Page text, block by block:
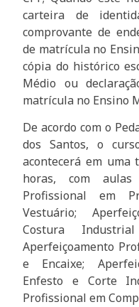
carteira de
comprovante de
de matrícula no
cópia do histórico
Médio ou
matrícula no Ensino
De acordo com o
dos Santos, o
acontecerá em uma
horas, com aulas
Profissional em
Vestuário;
Costura
Aperfeiçoamento
e Encaixe;
Enfesto e Corte
Profissional em